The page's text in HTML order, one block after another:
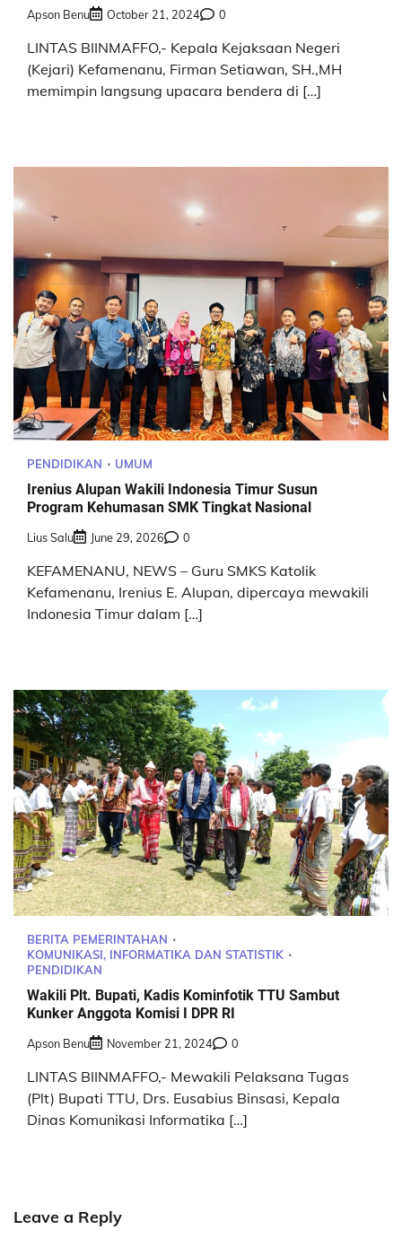
Apson Benu October 21, 2024 0
LINTAS BIINMAFFO,- Kepala Kejaksaan Negeri
(Kejari) Kefamenanu, Firman Setiawan, SH.,MH
memimpin langsung upacara bendera di […]
PENDIDIKAN UMUM
Irenius Alupan Wakili Indonesia Timur Susun
Program Kehumasan SMK Tingkat Nasional
Lius Salu June 29, 2026 0
KEFAMENANU, NEWS – Guru SMKS Katolik
Kefamenanu, Irenius E. Alupan, dipercaya mewakili
Indonesia Timur dalam […]
BERITA PEMERINTAHAN
KOMUNIKASI, INFORMATIKA DAN STATISTIK
PENDIDIKAN
Wakili Plt. Bupati, Kadis Kominfotik TTU Sambut
Kunker Anggota Komisi I DPR RI
Apson Benu November 21, 2024 0
LINTAS BIINMAFFO,- Mewakili Pelaksana Tugas
(Plt) Bupati TTU, Drs. Eusabius Binsasi, Kepala
Dinas Komunikasi Informatika […]
Leave a Reply